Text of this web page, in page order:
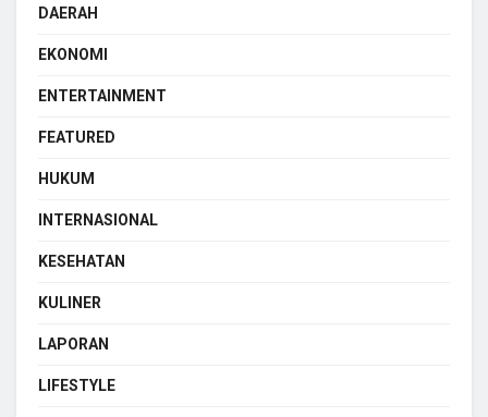
DAERAH
EKONOMI
ENTERTAINMENT
FEATURED
HUKUM
INTERNASIONAL
KESEHATAN
KULINER
LAPORAN
LIFESTYLE